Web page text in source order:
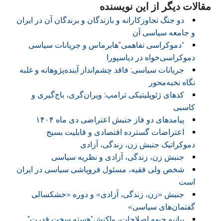
مقالات دیگر از این نویسنده
دو جنگ تجاوزکارانه و بازندگان و برندگان آن در ایران
و جامعه سیاسی آن
“دموکراسی تفاهمی”هابرماس و جریانات سیاسی
دموکراسی‌خواه در دیاسپورا
جریانات سیاسی: فاقد چشم‌انداز آینده‌پژوهانه و غلبه
نگاه نخبه‌محور
کدهای ژئوپلیتیکی ترامپ: ویران‌گری، باج‌گیری و
کاسبی
پیامدهای دو فاز جنبش اعتراضی دی ماه ۱۴۰۴
اعتراضات گسترده اقتصادی و قابلیت بسیج
دموکراتیک جنبش زن، زندگی، آزادی
جنبش زن، زندگی، آزادی و نظریه سیاسی
شخص ولی فقیه، مسئول فروپاشی سیاسی در ایران
است
جنبش «زن، زندگی، آزادی» و دوره «خشکسالی
گفتمان‌های سیاسی»